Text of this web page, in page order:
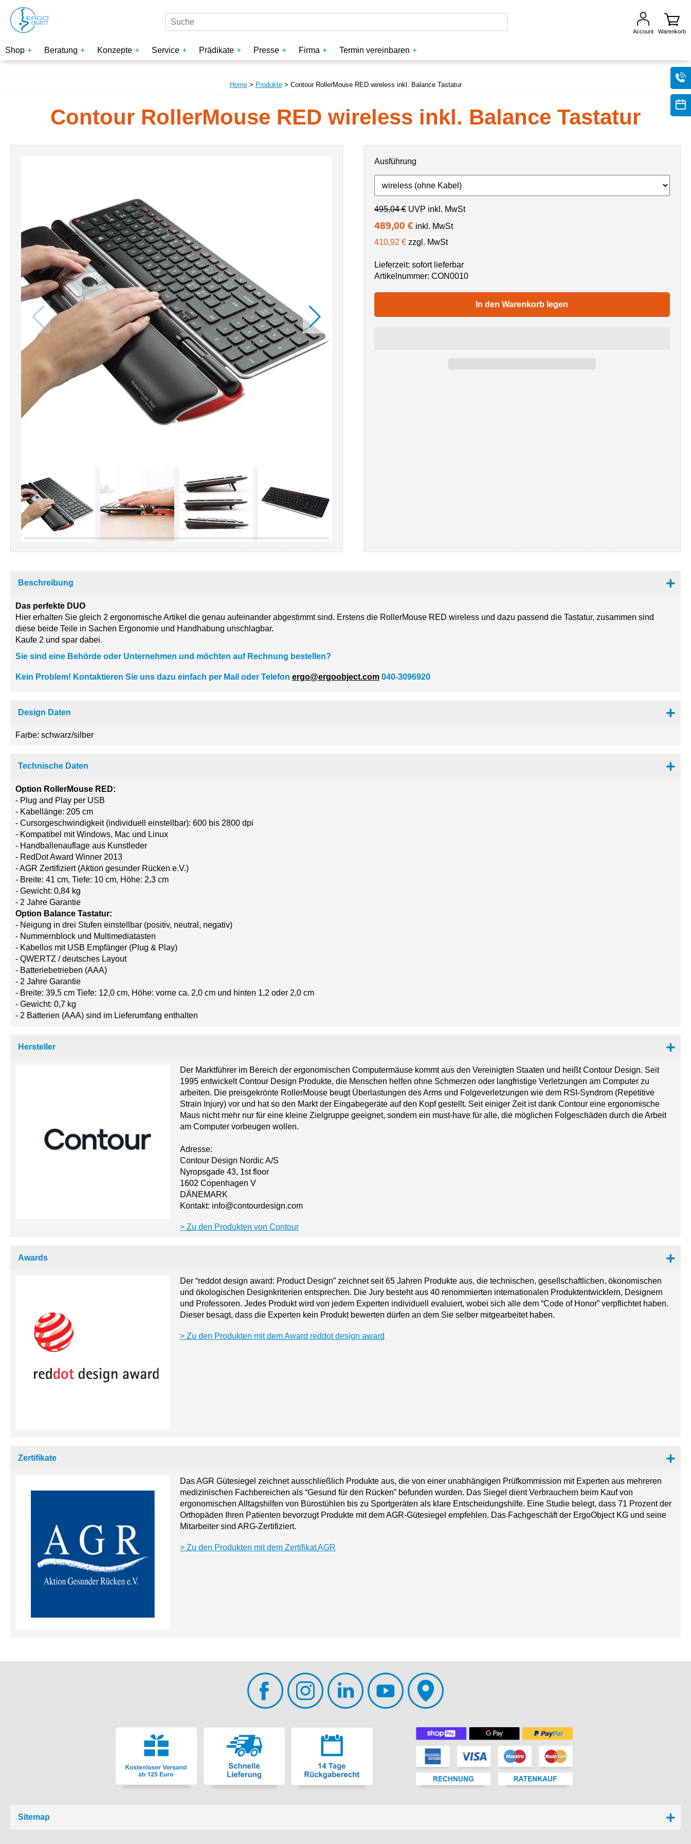
Account Warenkorb
Shop Beratung Konzepte Service Prädikate Presse Firma Termin vereinbaren
Home> Produkte> Contour RollerMouse RED wireless inkl. Balance Tastatur
Contour RollerMouse RED wireless inkl. Balance Tastatur
Ausführung
495,04 €UVP inkl. MwSt
489,00 € inkl. MwSt
410,92 €zzgl. MwSt
Lieferzeit: sofort lieferbar
Artikelnummer: CON0010
In den Warenkorb legen
Beschreibung
Das perfekte DUO
Hier erhalten Sie gleich 2 ergonomische Artikel die genau aufeinander abgestimmt sind. Erstens die RollerMouse RED wireless und dazu passend die Tastatur, zusammen sind
diese beide Teile in Sachen Ergonomie und Handhabung unschlagbar.
Kaufe 2 und spar dabei.
Sie sind eine Behörde oder Unternehmen und möchten auf Rechnung bestellen?
Kein Problem! Kontaktieren Sie uns dazu einfach per Mail oder Telefon ergo@ergoobject.com 040-3096920
Design Daten
Farbe: schwarz/silber
Technische Daten
Option RollerMouse RED:
- Plug and Play per USB
- Kabellänge: 205 cm
- Cursorgeschwindigkeit (individuell einstellbar): 600 bis 2800 dpi
- Kompatibel mit Windows, Mac und Linux
- Handballenauflage aus Kunstleder
- RedDot Award Winner 2013
- AGR Zertifiziert (Aktion gesunder Rücken e.V.)
- Breite: 41 cm, Tiefe: 10 cm, Höhe: 2,3 cm
- Gewicht: 0,84 kg
- 2 Jahre Garantie
Option Balance Tastatur:
- Neigung in drei Stufen einstellbar (positiv, neutral, negativ)
- Nummernblock und Multimediatasten
- Kabellos mit USB Empfänger (Plug & Play)
- QWERTZ / deutsches Layout
- Batteriebetrieben (AAA)
- 2 Jahre Garantie
- Breite: 39,5 cm Tiefe: 12,0 cm, Höhe: vorne ca. 2,0 cm und hinten 1,2 oder 2,0 cm
- Gewicht: 0,7 kg
- 2 Batterien (AAA) sind im Lieferumfang enthalten
Hersteller
Der Marktführer im Bereich der ergonomischen Computermäuse kommt aus den Vereinigten Staaten und heißt Contour Design. Seit
1995 entwickelt Contour Design Produkte, die Menschen helfen ohne Schmerzen oder langfristige Verletzungen am Computer zu
arbeiten. Die preisgekrönte RollerMouse beugt Überlastungen des Arms und Folgeverletzungen wie dem RSI-Syndrom (Repetitive
Strain Injury) vor und hat so den Markt der Eingabegeräte auf den Kopf gestellt. Seit einiger Zeit ist dank Contour eine ergonomische
Maus nicht mehr nur für eine kleine Zielgruppe geeignet, sondern ein must-have für alle, die möglichen Folgeschäden durch die Arbeit
am Computer vorbeugen wollen.
Adresse:
Contour Design Nordic A/S
Nyropsgade 43, 1st floor
1602 Copenhagen V
DÄNEMARK
Kontakt: info@contourdesign.com
Zu den Produkten von Contour
Awards
Der “reddot design award: Product Design” zeichnet seit 65 Jahren Produkte aus, die technischen, gesellschaftlichen, ökonomischen
und ökologischen Designkriterien entsprechen. Die Jury besteht aus 40 renommierten internationalen Produktentwicklern, Designern
und Professoren. Jedes Produkt wird von jedem Experten individuell evaluiert, wobei sich alle dem “Code of Honor” verpflichtet haben.
Dieser besagt, dass die Experten kein Produkt bewerten dürfen an dem Sie selber mitgearbeitet haben.
Zu den Produkten mit dem Award reddot design award
Zertifikate
Das AGR Gütesiegel zeichnet ausschließlich Produkte aus, die von einer unabhängigen Prüfkommission mit Experten aus mehreren
medizinischen Fachbereichen als “Gesund für den Rücken” befunden wurden. Das Siegel dient Verbrauchern beim Kauf von
ergonomischen Alltagshilfen von Bürostühlen bis zu Sportgeräten als klare Entscheidungshilfe. Eine Studie belegt, dass 71 Prozent der
Orthopäden Ihren Patienten bevorzugt Produkte mit dem AGR-Gütesiegel empfehlen. Das Fachgeschäft der ErgoObject KG und seine
Mitarbeiter sind ARG-Zertifiziert.
Zu den Produkten mit dem Zertifikat AGR
Sitemap